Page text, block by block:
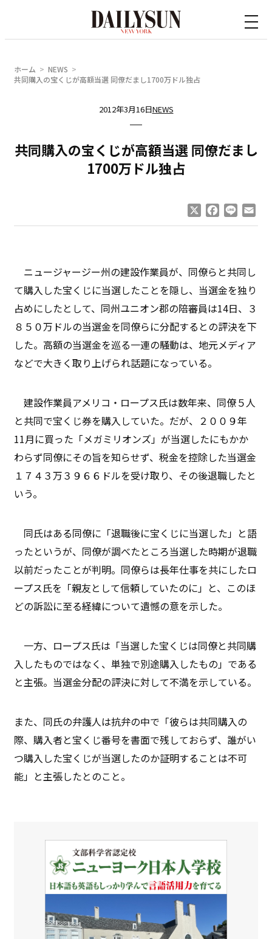
ホーム
NEWS
共同購入の宝くじが高額当選 同僚だまし1700万ドル独占
2012年3月16日NEWS
共同購入の宝くじが高額当選 同僚だまし
1700万ドル独占
Facebook
Line
ニュージャージー州の建設作業員が、同僚らと共同し
て購入した宝くじに当選したことを隠し、当選金を独り
占めにしたとして、同州ユニオン郡の陪審員は14日、３
８５０万ドルの当選金を同僚らに分配するとの評決を下
した。高額の当選金を巡る一連の騒動は、地元メディア
などで大きく取り上げられ話題になっている。
建設作業員アメリコ・ロープス氏は数年来、同僚５人
と共同で宝くじ券を購入していた。だが、２００９年
11月に買った「メガミリオンズ」が当選したにもかか
わらず同僚にその旨を知らせず、税金を控除した当選金
１７４３万３９６６ドルを受け取り、その後退職したと
いう。
同氏はある同僚に「退職後に宝くじに当選した」と語
ったというが、同僚が調べたところ当選した時期が退職
以前だったことが判明。同僚らは長年仕事を共にしたロ
ープス氏を「親友として信頼していたのに」と、このほ
どの訴訟に至る経緯について遺憾の意を示した。
一方、ロープス氏は「当選した宝くじは同僚と共同購
入したものではなく、単独で別途購入したもの」である
と主張。当選金分配の評決に対して不満を示している。
また、同氏の弁護人は抗弁の中で「彼らは共同購入の
際、購入者と宝くじ番号を書面で残しておらず、誰がい
つ購入した宝くじが当選したのか証明することは不可
能」と主張したとのこと。